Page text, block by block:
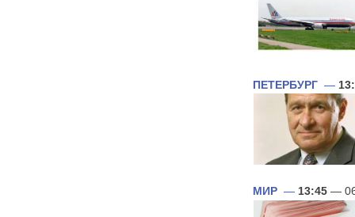
ПЕТЕРБУРГ —
МИР — 13:45 —